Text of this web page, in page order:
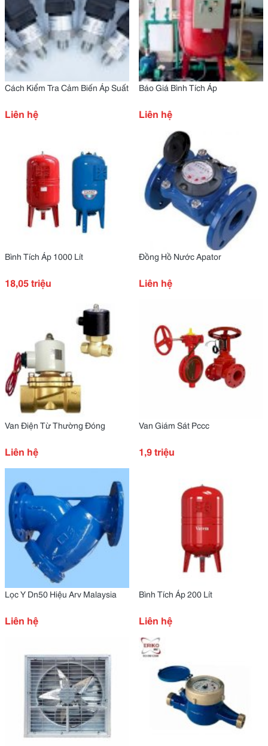
Cách Kiểm Tra Cảm Biến Áp Suất
Liên hệ
Báo Giá Bình Tích Áp
Liên hệ
Bình Tích Áp 1000 Lít
18,05 triệu
Đồng Hồ Nước Apator
Liên hệ
Van Điện Từ Thường Đóng
Liên hệ
Van Giám Sát Pccc
1,9 triệu
Lọc Y Dn50 Hiệu Arv Malaysia
Liên hệ
Bình Tích Áp 200 Lít
Liên hệ